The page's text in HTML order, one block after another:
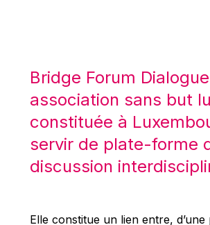
Mario Centeno
Mario Monti
Maroš ŠEFČOVIČ
Martin Bailey
Martine Reicherts
Bridge Forum
association sans but
constituée à
servir de plate-forme
discussion
Elle constitue un lien entre, d’une